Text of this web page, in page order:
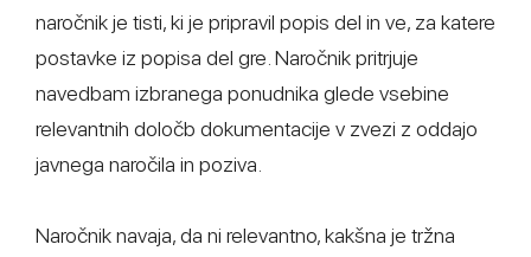
naročnik je tisti, ki je pripravil popis del in ve, za katere
postavke iz popisa del gre. Naročnik pritrjuje
navedbam izbranega ponudnika glede vsebine
relevantnih določb dokumentacije v zvezi z oddajo
javnega naročila in poziva.
Naročnik navaja, da ni relevantno, kakšna je tržna